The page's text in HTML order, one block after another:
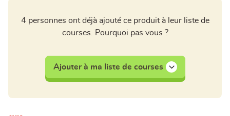
4 personnes ont déjà ajouté ce produit à leur liste de
courses. Pourquoi pas vous ?
Ajouter à ma liste de courses